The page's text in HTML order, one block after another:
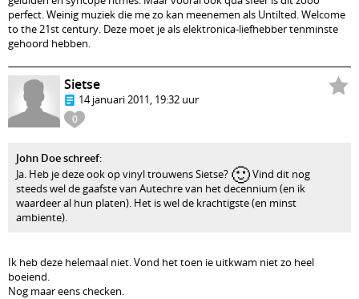
perfect. Weinig muziek die me zo kan meenemen als Untilted. Welcome
to the 21st century. Deze moet je als elektronica-liefhebber tenminste
gehoord hebben.
0
Sietse
14 januari 2011, 19:32 uur
John Doe schreef:
Ja. Heb je deze ook op vinyl trouwens Sietse? 🙂Vind dit nog
steeds wel de gaafste van Autechre van het decennium (en ik
waardeer al hun platen). Het is wel de krachtigste (en minst
ambiente).
Ik heb deze helemaal niet. Vond het toen ie uitkwam niet zo heel
boeiend.
Nog maar eens checken.